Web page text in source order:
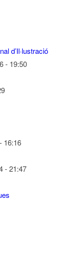
d’Il·lustració
- 19:50
16:16
- 21:47